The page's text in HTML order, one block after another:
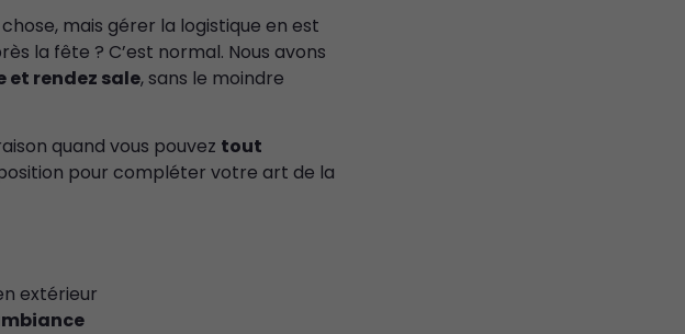
mais gérer la logistique en est
la fête ? C’est normal. Nous avons
et rendez sale, sans le moindre
quand vous pouvez tout
pour compléter votre art de la
extérieur